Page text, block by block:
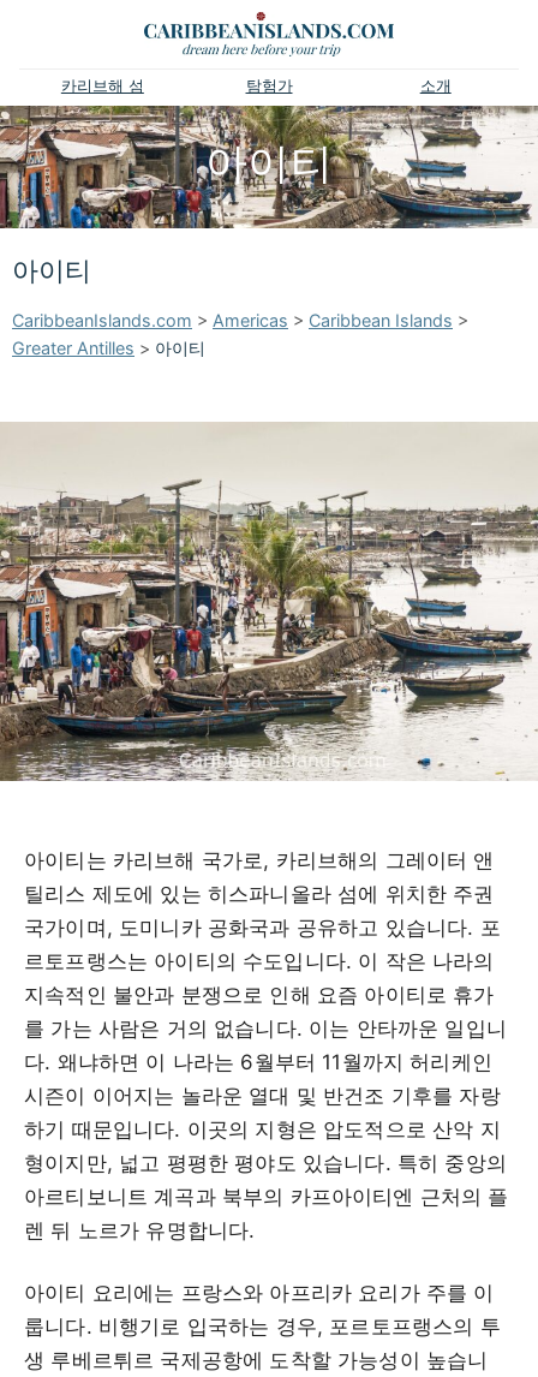
카리브해 섬 탐험가 소개
아이티
아이티
CaribbeanIslands.com > Americas > Caribbean Islands >
Greater Antilles > 아이티
아이티는 카리브해 국가로, 카리브해의 그레이터 앤
틸리스 제도에 있는 히스파니올라 섬에 위치한 주권
국가이며, 도미니카 공화국과 공유하고 있습니다. 포
르토프랭스는 아이티의 수도입니다. 이 작은 나라의
지속적인 불안과 분쟁으로 인해 요즘 아이티로 휴가
를 가는 사람은 거의 없습니다. 이는 안타까운 일입니
다. 왜냐하면 이 나라는 6월부터 11월까지 허리케인
시즌이 이어지는 놀라운 열대 및 반건조 기후를 자랑
하기 때문입니다. 이곳의 지형은 압도적으로 산악 지
형이지만, 넓고 평평한 평야도 있습니다. 특히 중앙의
아르티보니트 계곡과 북부의 카프아이티엔 근처의 플
렌 뒤 노르가 유명합니다.
아이티 요리에는 프랑스와 아프리카 요리가 주를 이
룹니다. 비행기로 입국하는 경우, 포르토프랭스의 투
생 루베르튀르 국제공항에 도착할 가능성이 높습니